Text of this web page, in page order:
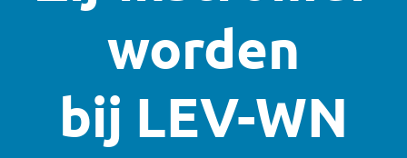
worden
bij LEV-WN